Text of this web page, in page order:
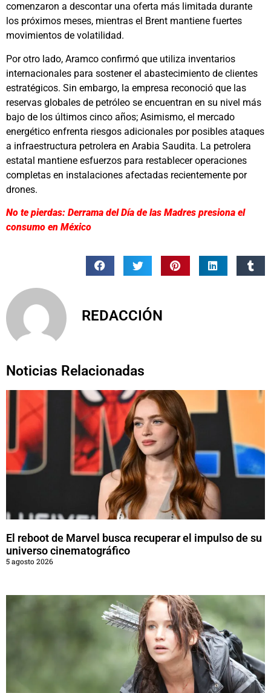
comenzaron a descontar una oferta más limitada durante
los próximos meses, mientras el Brent mantiene fuertes
movimientos de volatilidad.
Por otro lado, Aramco confirmó que utiliza inventarios
internacionales para sostener el abastecimiento de clientes
estratégicos. Sin embargo, la empresa reconoció que las
reservas globales de petróleo se encuentran en su nivel más
bajo de los últimos cinco años; Asimismo, el mercado
energético enfrenta riesgos adicionales por posibles ataques
a infraestructura petrolera en Arabia Saudita. La petrolera
estatal mantiene esfuerzos para restablecer operaciones
completas en instalaciones afectadas recientemente por
drones.
No te pierdas: Derrama del Día de las Madres presiona el
consumo en México
REDACCIÓN
Noticias Relacionadas
El reboot de Marvel busca recuperar el impulso de su
universo cinematográfico
5 agosto 2026